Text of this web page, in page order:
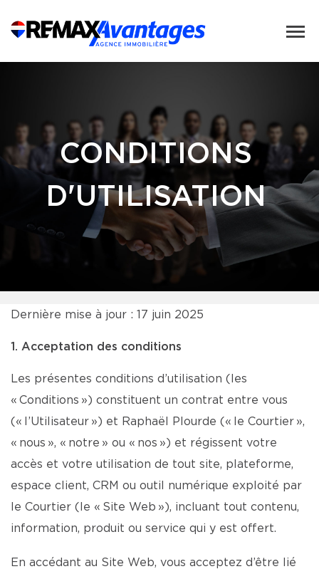
CONDITIONS
D'UTILISATION
Dernière mise à jour : 17 juin 2025
1. Acceptation des conditions
Les présentes conditions d’utilisation (les
« Conditions ») constituent un contrat entre vous
(« l’Utilisateur ») et Raphaël Plourde (« le Courtier »,
« nous », « notre » ou « nos ») et régissent votre
accès et votre utilisation de tout site, plateforme,
espace client, CRM ou outil numérique exploité par
le Courtier (le « Site Web »), incluant tout contenu,
information, produit ou service qui y est offert.
En accédant au Site Web, vous acceptez d’être lié